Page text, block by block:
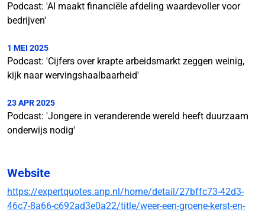
Podcast: 'AI maakt financiële afdeling waardevoller voor
bedrijven'
1 MEI 2025
Podcast: 'Cijfers over krapte arbeidsmarkt zeggen weinig,
kijk naar wervingshaalbaarheid'
23 APR 2025
Podcast: 'Jongere in veranderende wereld heeft duurzaam
onderwijs nodig'
Website
https://expertquotes.anp.nl/home/detail/27bffc73-42d3-
46c7-8a66-c692ad3e0a22/title/weer-een-groene-kerst-en-